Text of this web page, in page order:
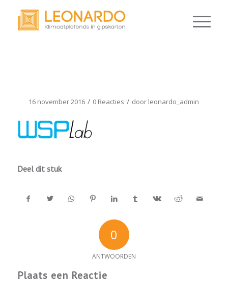
16 november 2016 / 0 Reacties / door leonardo_admin
Deel dit stuk
0
ANTWOORDEN
Plaats een Reactie